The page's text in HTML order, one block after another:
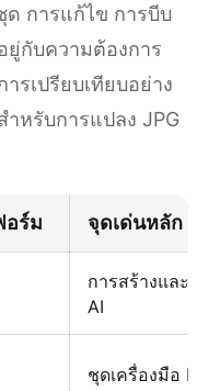
ด การแก้ไข การบีบ
ยู่กับความต้องการ
รเปรียบเทียบอย่าง
หรับการแปลง JPG
อร์ม จุดเด่นหลัก
การสร้างและ
AI
ชุดเครื่องมือ